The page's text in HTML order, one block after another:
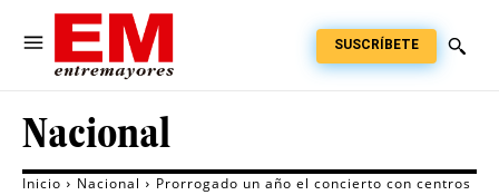
SUSCRÍBETE
Nacional
Inicio Nacional
Prorrogado un año el concierto con centros